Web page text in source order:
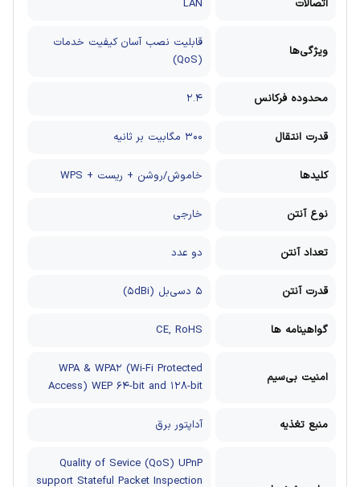
اتصالات LAN
ویژگی‌ها
قابلیت نصب آسان کیفیت خدمات
(QoS)
محدوده فرکانس ۲.۴
قدرت انتقال ۳۰۰ مگابیت بر ثانیه
کلیدها خاموش/روشن + ریست + WPS
نوع آنتن خارجی
تعداد آنتن دو عدد
قدرت آنتن ۵ دسی‌بل (۵dBi)
گواهینامه‌ ها CE, RoHS
امنیت بی‌سیم
WPA & WPA۲ (Wi-Fi Protected
Access) WEP ۶۴-bit and ۱۲۸-bit
منبع تغذیه آداپتور برق
Quality of Sevice (QoS) UPnP
support Stateful Packet Inspection